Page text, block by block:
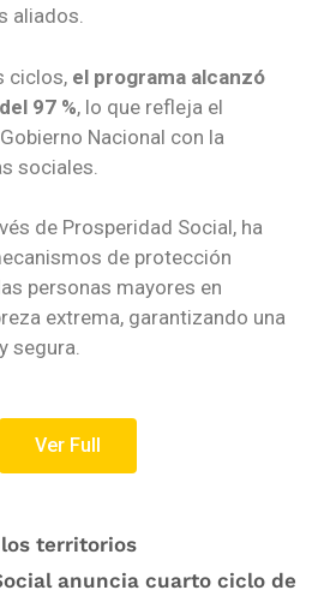
aliados.
ciclos, el programa alcanzó
97 %, lo que refleja el
Nacional con la
sociales.
de Prosperidad Social, ha
de protección
personas mayores en
extrema, garantizando una
segura.
Ver Full
los territorios
anuncia cuarto ciclo de